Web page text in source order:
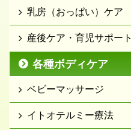
乳房（おっぱい）ケア
産後ケア・育児サポート
各種ボディケア
ベビーマッサージ
イトオテルミー療法